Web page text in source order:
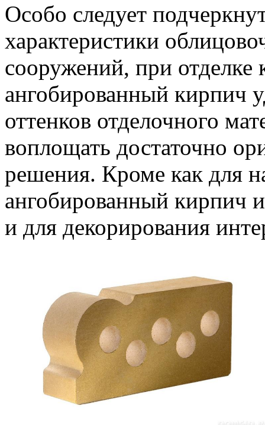
Особо следует
характеристики
сооружений, при отделке
ангобированный кирпич
оттенков отделочного
воплощать достаточно
решения. Кроме как для
ангобированный кирпич
и для декорирования